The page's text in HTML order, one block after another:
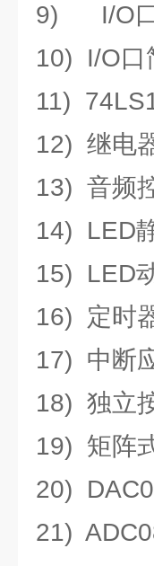
9) I/O口
10) I/O口
11)
12) 继电
13) 音频
14) LED
15) LED
16) 定时
17) 中断
18) 独立
19) 矩阵
20)
21)